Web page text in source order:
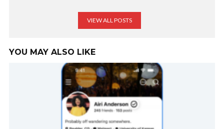
VIEW ALL POSTS
YOU MAY ALSO LIKE